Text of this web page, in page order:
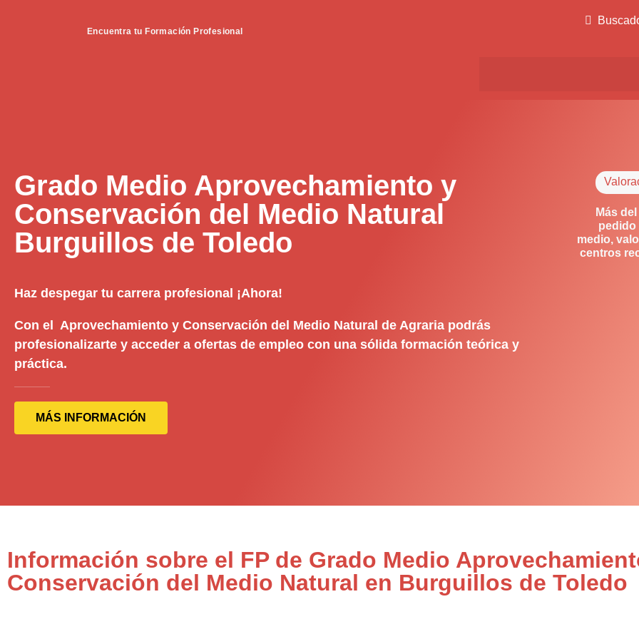
Encuentra tu Formación Profesional
Grado Medio Aprovechamiento y
Conservación del Medio Natural
Burguillos de Toledo
Haz despegar tu carrera profesional ¡Ahora!
Con el Aprovechamiento y Conservación del Medio Natural de Agraria podrás
profesionalizarte y acceder a ofertas de empleo con una sólida formación teórica y
práctica.
MÁS INFORMACIÓN
Más
pedido
medio,
centros
Información sobre el FP de Grado Medio
Conservación del Medio Natural en Burguillos de Toledo